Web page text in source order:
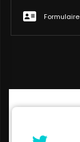
Formulaire